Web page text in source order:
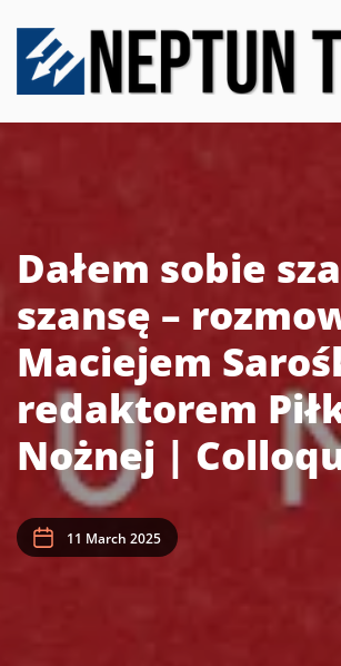
content
Dałem sobie
szansę –
Maciejem
redaktorem
Nożnej |
11 March 2025